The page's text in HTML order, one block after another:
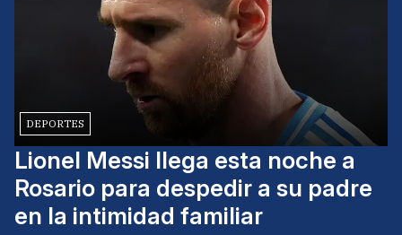
DEPORTES
Lionel Messi llega esta noche a
Rosario para despedir a su padre
en la intimidad familiar